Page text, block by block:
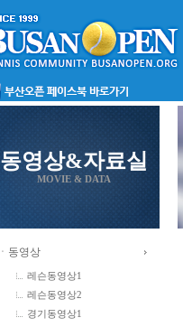
동영상&자료실
MOVIE & DATA
ㆍ동영상
레슨동영상1
레슨동영상2
경기동영상1